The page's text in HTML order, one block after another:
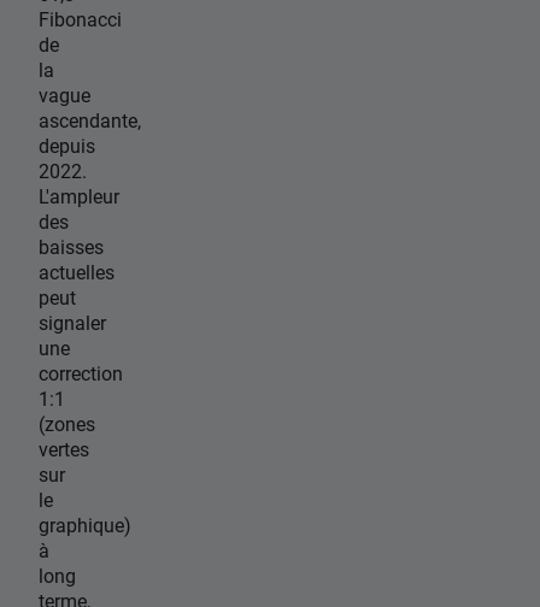
Fibonacci
de
la
vague
ascendante,
depuis
2022.
L'ampleur
des
baisses
actuelles
peut
signaler
une
correction
1:1
(zones
vertes
sur
le
graphique)
à
long
terme,